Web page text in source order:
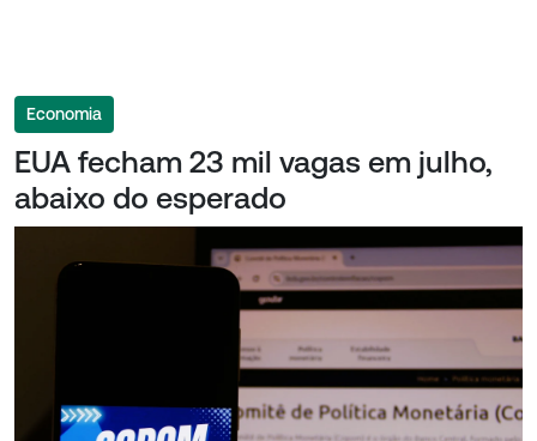
Economia
EUA fecham 23 mil vagas em julho,
abaixo do esperado